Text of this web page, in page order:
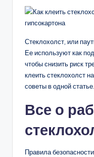
Стеклохолст, или
Ее используют как
чтобы снизить риск
клеить стеклохолст
советы в одной статье.
Все о
Правила безопасности